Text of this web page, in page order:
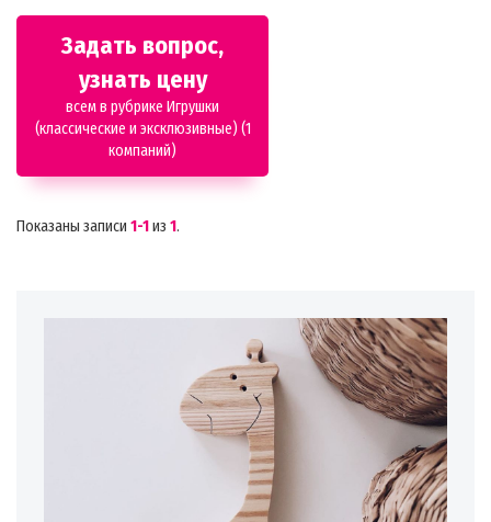
Задать вопрос,
узнать цену
всем в рубрике Игрушки
(классические и эксклюзивные) (1
компаний)
Показаны записи 1-1из 1.